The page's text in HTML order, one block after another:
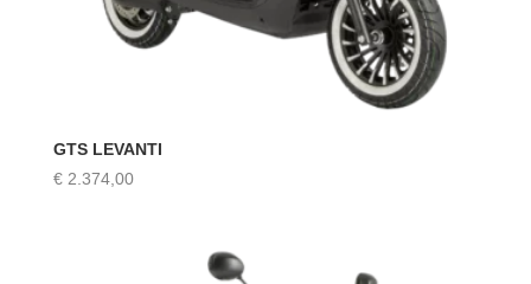
GTS LEVANTI
€2.374,00